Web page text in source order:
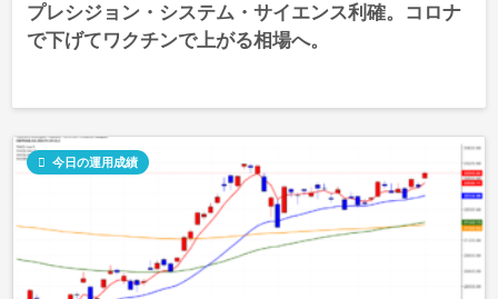
プレシジョン・システム・サイエンス利確。コロナ
で下げてワクチンで上がる相場へ。
 今日の運用成績